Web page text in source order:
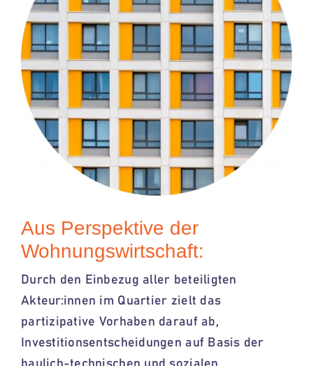
Aus Perspektive der
Wohnungswirtschaft:
Durch den Einbezug aller beteiligten
Akteur:innen im Quartier zielt das
partizipative Vorhaben darauf ab,
Investitionsentscheidungen auf Basis der